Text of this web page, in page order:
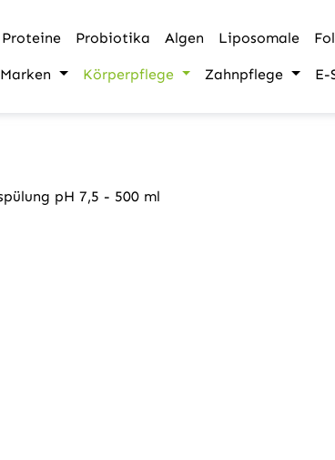
Proteine Probiotika Algen Liposomale
Marken Körperpflege Zahnpflege E-